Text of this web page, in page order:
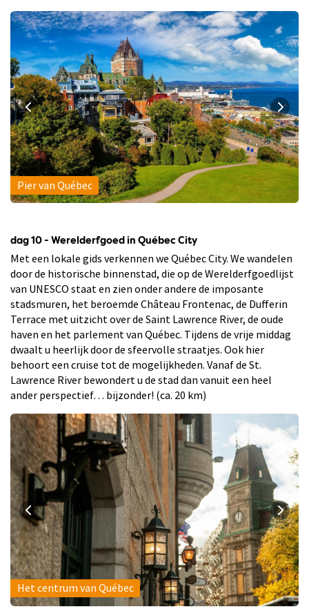
Pier van Québec
dag 10 - Werelderfgoed in Québec City
Met een lokale gids verkennen we Québec City. We wandelen
door de historische binnenstad, die op de Werelderfgoedlijst
van UNESCO staat en zien onder andere de imposante
stadsmuren, het beroemde Château Frontenac, de Dufferin
Terrace met uitzicht over de Saint Lawrence River, de oude
haven en het parlement van Québec. Tijdens de vrije middag
dwaalt u heerlijk door de sfeervolle straatjes. Ook hier
behoort een cruise tot de mogelijkheden. Vanaf de St.
Lawrence River bewondert u de stad dan vanuit een heel
ander perspectief… bijzonder! (ca. 20 km)
Het centrum van Québec